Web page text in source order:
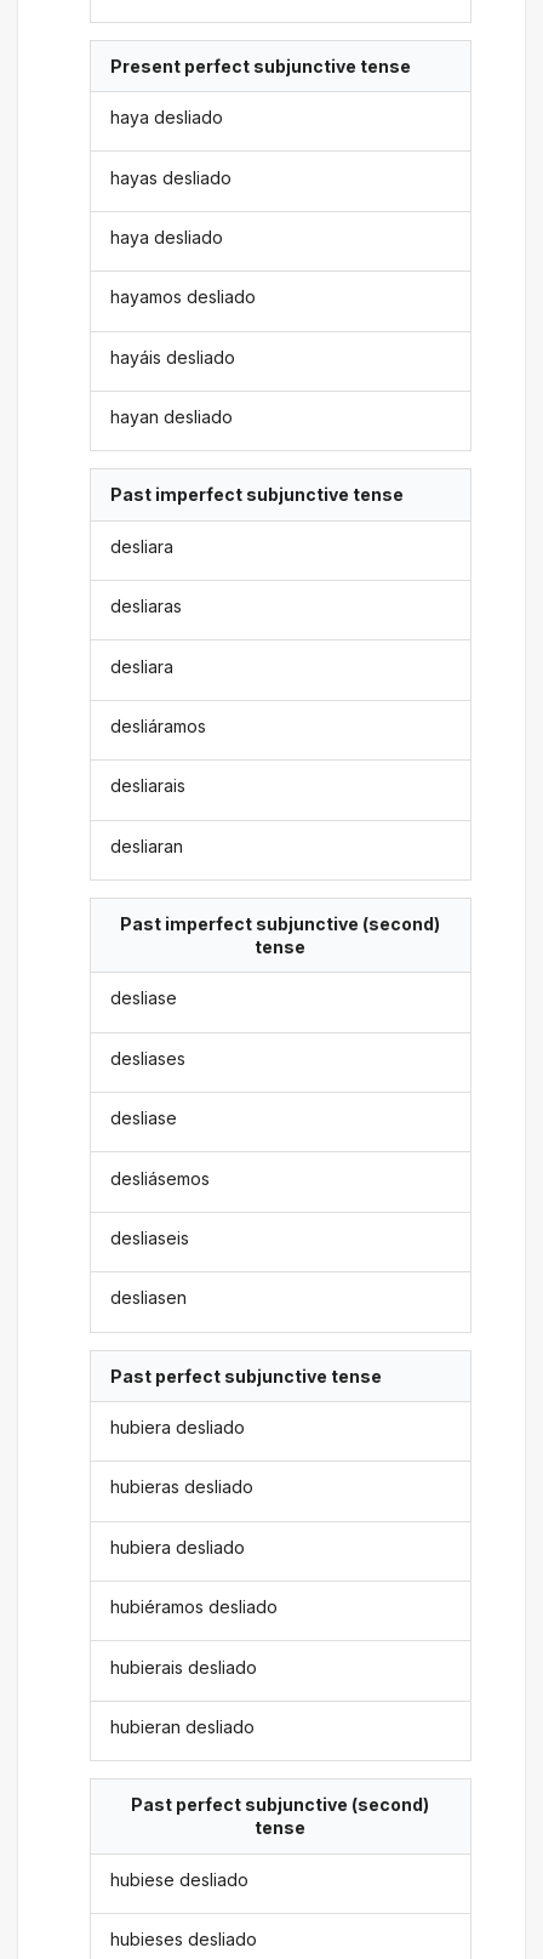
Present perfect subjunctive tense
haya desliado
hayas desliado
haya desliado
hayamos desliado
hayáis desliado
hayan desliado
Past imperfect subjunctive tense
desliara
desliaras
desliara
desliáramos
desliarais
desliaran
Past imperfect subjunctive (second)
tense
desliase
desliases
desliase
desliásemos
desliaseis
desliasen
Past perfect subjunctive tense
hubiera desliado
hubieras desliado
hubiera desliado
hubiéramos desliado
hubierais desliado
hubieran desliado
Past perfect subjunctive (second)
tense
hubiese desliado
hubieses desliado